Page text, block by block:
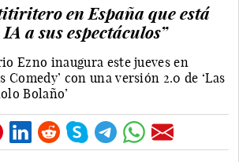
en España que está
a sus espectáculos”
Ezno inaugura este jueves en
Comedy’ con una versión 2.0 de ‘Las
Bolaño’